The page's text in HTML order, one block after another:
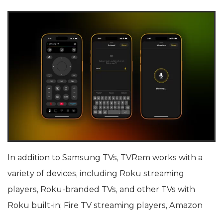
In addition to Samsung TVs, TVRem works with a
variety of devices, including Roku streaming
players, Roku-branded TVs, and other TVs with
Roku built-in; Fire TV streaming players, Amazon